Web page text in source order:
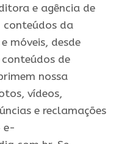
e agência de
conteúdos da
móveis, desde
de
nossa
vídeos,
e reclamações
e-